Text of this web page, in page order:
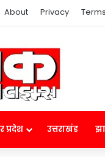
About Privacy
प्रदेश उत्तराखंड